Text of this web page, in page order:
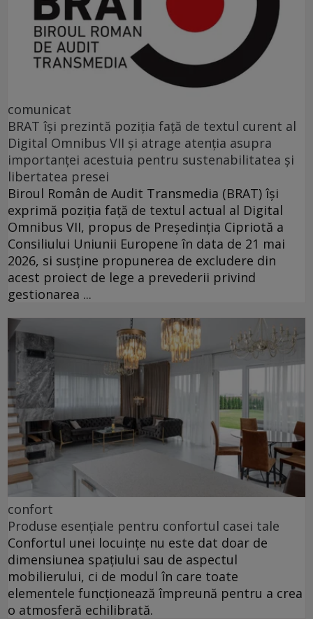
comunicat
BRAT își prezintă poziția față de textul curent al
Digital Omnibus VII și atrage atenția asupra
importanței acestuia pentru sustenabilitatea și
libertatea presei
Biroul Român de Audit Transmedia (BRAT) își
exprimă poziția față de textul actual al Digital
Omnibus VII, propus de Președinția Cipriotă a
Consiliului Uniunii Europene în data de 21 mai
2026, si susține propunerea de excludere din
acest proiect de lege a prevederii privind
gestionarea ...
confort
Produse esențiale pentru confortul casei tale
Confortul unei locuințe nu este dat doar de
dimensiunea spațiului sau de aspectul
mobilierului, ci de modul în care toate
elementele funcționează împreună pentru a crea
o atmosferă echilibrată.